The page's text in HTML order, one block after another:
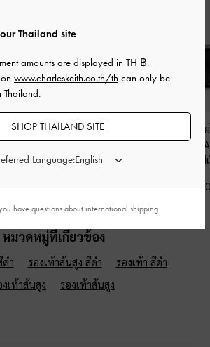
กระเป๋าโท้ทขนาดมินิ
ประดับโซ่รุ่น Delfina-สี
ดำอะไหล่สีเงิน
กระเป๋าสะพา
ประดับหมุดรุ่น
สีดำอะไหล่สี
฿2,990.00
หมวดหมู่ที่เกี่ยวข้อง
ดำ รองเท้าส้นสูง สีดำ
รองเท้า สีดำ
งเท้าส้นสูง
รองเท้าส้นสูง
Thailand site
amounts are displayed in TH ฿.
www.charleskeith.co.th/th can only be
Thailand.
SHOP THAILAND SITE
Language:
have questions about international shipping.